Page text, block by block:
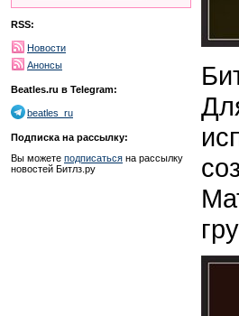
RSS:
Новости
Анонсы
Beatles.ru в Telegram:
beatles_ru
Подписка на рассылку:
Вы можете подписаться на рассылку
новостей Битлз.ру